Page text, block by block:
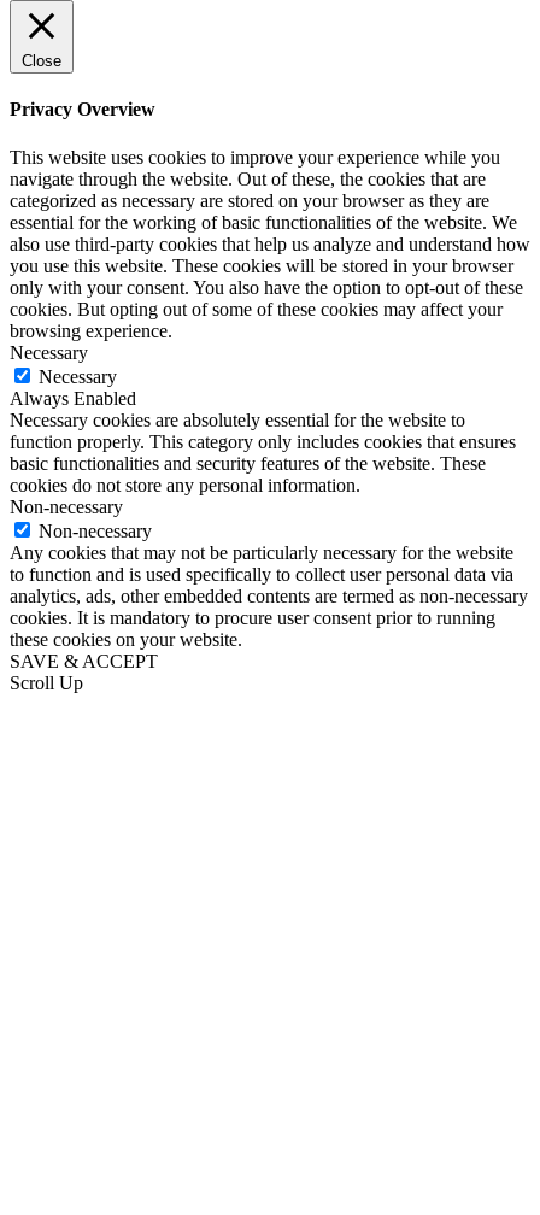
Close
Privacy Overview
This website uses cookies to improve your experience while you
navigate through the website. Out of these, the cookies that are
categorized as necessary are stored on your browser as they are
essential for the working of basic functionalities of the website. We
also use third-party cookies that help us analyze and understand how
you use this website. These cookies will be stored in your browser
only with your consent. You also have the option to opt-out of these
cookies. But opting out of some of these cookies may affect your
browsing experience.
Necessary
Necessary
Always Enabled
Necessary cookies are absolutely essential for the website to
function properly. This category only includes cookies that ensures
basic functionalities and security features of the website. These
cookies do not store any personal information.
Non-necessary
Non-necessary
Any cookies that may not be particularly necessary for the website
to function and is used specifically to collect user personal data via
analytics, ads, other embedded contents are termed as non-necessary
cookies. It is mandatory to procure user consent prior to running
these cookies on your website.
SAVE & ACCEPT
Scroll Up